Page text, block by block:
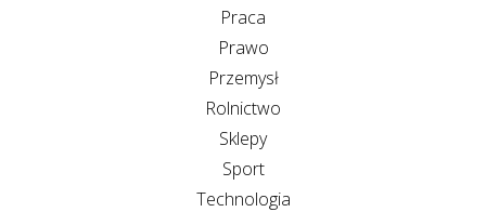
Praca
Prawo
Przemysł
Rolnictwo
Sklepy
Sport
Technologia